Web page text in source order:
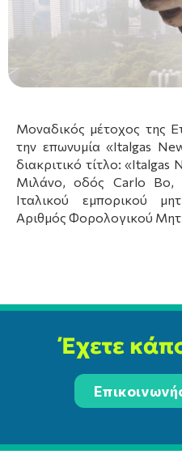
Μοναδικός μέτοχος της
την επωνυμία «Italgas
διακριτικό τίτλο:
Μιλάνο, οδός Carlo Bo,
Ιταλικού εμπορικού
Αριθμός Φορολογικού
Έχετε